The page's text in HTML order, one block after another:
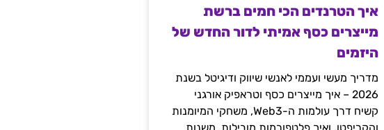
איך הטרנדים הכי חמים ברשת
מייצרים כסף אמיתי לדור החדש של
היזמים
מדריך מעשי ועממי לאנשי שיווק ודיגיטל בשנת
2026 – איך מייצרים כסף וטראפיק אורגני
קשיח דרך עולמות ה-Web3, משחקי המיומנות
והקריפטו, ואיך פלטפורמות מובילות משנות